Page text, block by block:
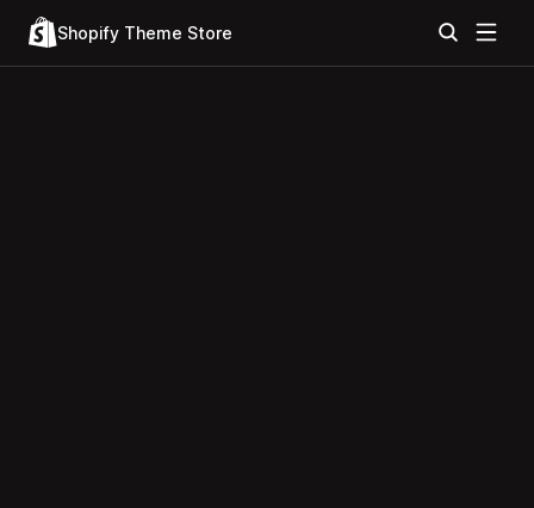
Shopify Theme Store